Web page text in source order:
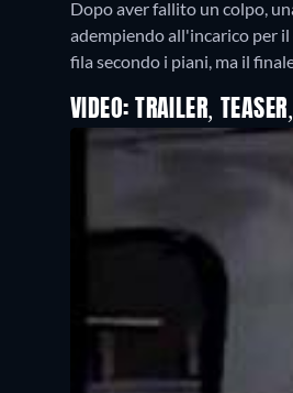
Dopo aver fallito un colpo,
adempiendo all'incarico per
fila secondo i piani, ma il
VIDEO: TRAILER,